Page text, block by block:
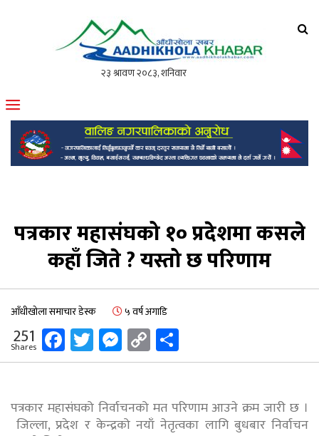
मोफसलकै लोकप्रिय अनलाइन पत्रिका
पत्रकार महासंघको १० प्रदेशमा कसले
कहाँ जिते ? यस्तो छ परिणाम
आँधीखोला समाचार डेस्क ५ वर्ष अगाडि
251
Shares Facebook
Twitter
Messenger
Copy
Link
पत्रकार महासंघको निर्वाचनको मत परिणाम आउने क्रम जारी छ ।
जिल्ला, प्रदेश र केन्द्रको नयाँ नेतृत्वका लागि बुधबार निर्वाचन